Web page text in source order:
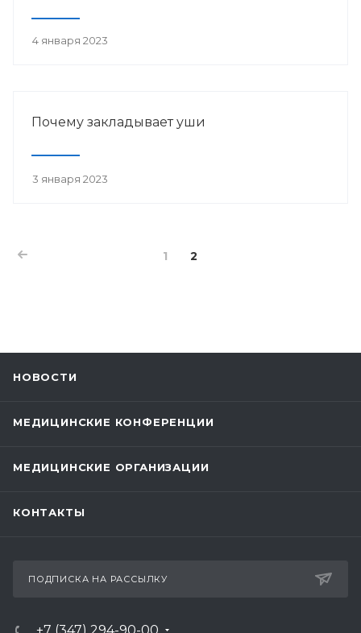
4 января 2023
Почему закладывает уши
3 января 2023
1 2
НОВОСТИ
МЕДИЦИНСКИЕ КОНФЕРЕНЦИИ
МЕДИЦИНСКИЕ ОРГАНИЗАЦИИ
КОНТАКТЫ
ПОДПИСКА НА РАССЫЛКУ